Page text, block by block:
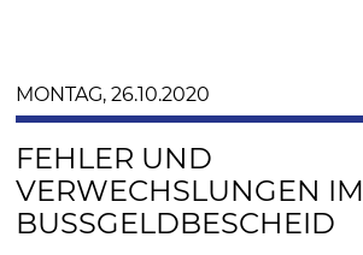
MONTAG, 26.10.2020
FEHLER UND
VERWECHSLUNGEN IM
BUSSGELDBESCHEID